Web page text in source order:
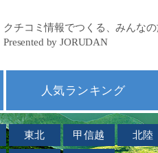
人気ランキング
東北 甲信越 北陸